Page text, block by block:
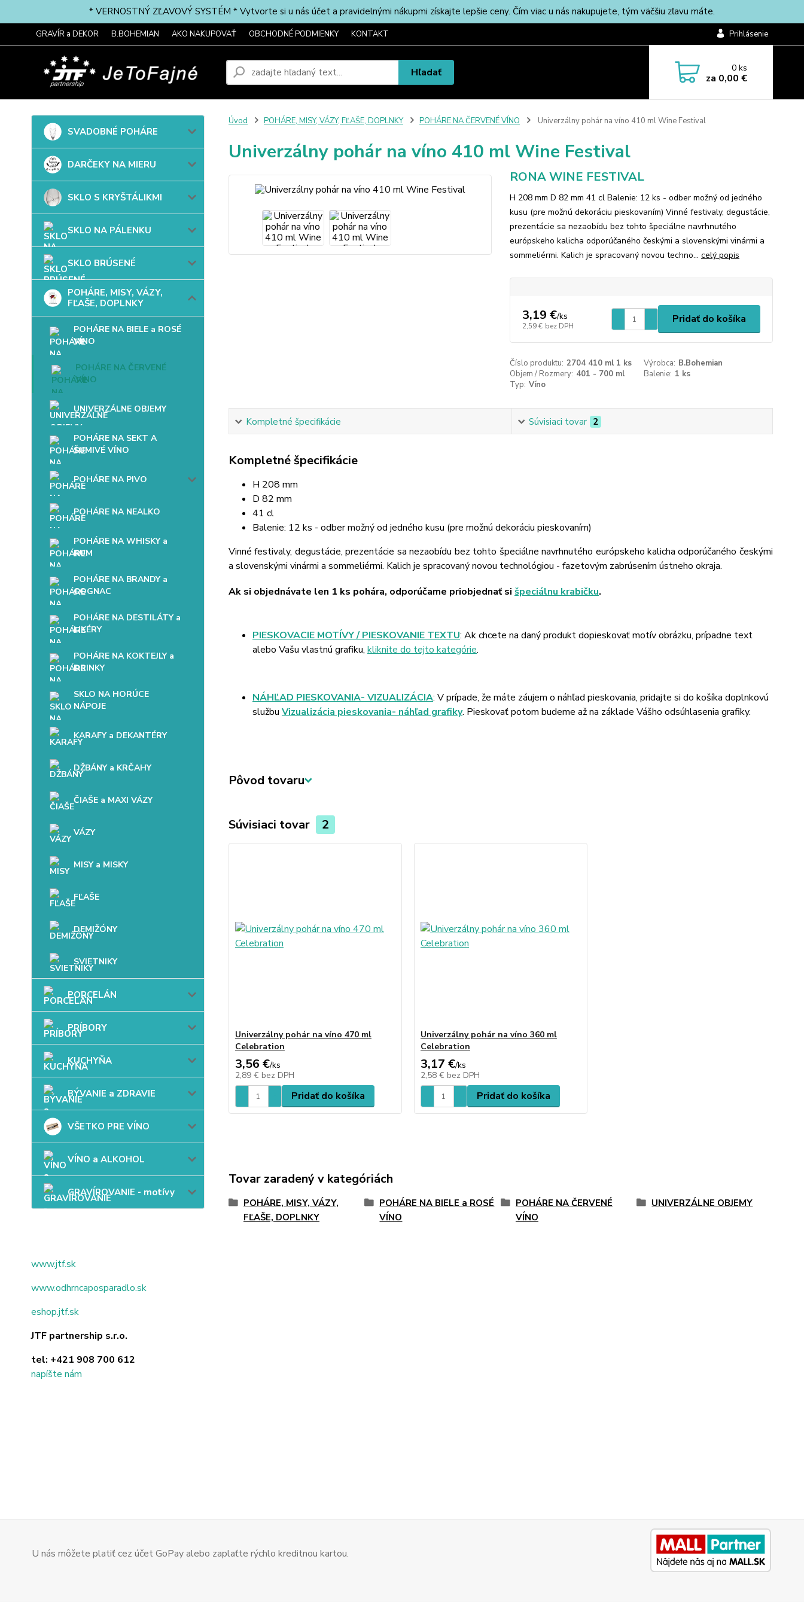
* VERNOSTNÝ ZĽAVOVÝ SYSTÉM * Vytvorte si u nás účet a pravidelnými nákupmi získajte lepšie ceny. Čím viac u nás nakupujete, tým väčšiu zľavu máte.
GRAVÍR a DEKOR B.BOHEMIAN AKO NAKUPOVAŤ OBCHODNÉ PODMIENKY KONTAKT Prihlásenie
Hľadať 0ks
za 0,00 €
SVADOBNÉ POHÁRE
DARČEKY NA MIERU
SKLO S KRYŠTÁLIKMI
SKLO NA PÁLENKU
SKLO BRÚSENÉ
POHÁRE, MISY, VÁZY,
FĽAŠE, DOPLNKY
POHÁRE NA BIELE a ROSÉ
VÍNO
POHÁRE NA ČERVENÉ
VÍNO
UNIVERZÁLNE OBJEMY
POHÁRE NA SEKT A
ŠUMIVÉ VÍNO
POHÁRE NA PIVO
POHÁRE NA NEALKO
POHÁRE NA WHISKY a
RUM
POHÁRE NA BRANDY a
COGNAC
POHÁRE NA DESTILÁTY a
LIKÉRY
POHÁRE NA KOKTEJLY a
DRINKY
SKLO NA HORÚCE
NÁPOJE
KARAFY a DEKANTÉRY
DŽBÁNY a KRČAHY
ČIAŠE a MAXI VÁZY
VÁZY
MISY a MISKY
FĽAŠE
DEMIŽÓNY
SVIETNIKY
PORCELÁN
PRÍBORY
KUCHYŇA
BÝVANIE a ZDRAVIE
VŠETKO PRE VÍNO
VÍNO a ALKOHOL
GRAVÍROVANIE - motívy
www.jtf.sk
www.odhrncaposparadlo.sk
eshop.jtf.sk
JTF partnership s.r.o.
tel: +421 908 700 612
napíšte nám
Úvod POHÁRE, MISY, VÁZY, FĽAŠE, DOPLNKY POHÁRE NA ČERVENÉ VÍNO Univerzálny pohár na víno 410 ml Wine Festival
Univerzálny pohár na víno 410 ml Wine Festival
RONA WINE FESTIVAL
H 208 mm D 82 mm 41 cl Balenie: 12 ks - odber možný od jedného
kusu (pre možnú dekoráciu pieskovaním) Vinné festivaly, degustácie,
prezentácie sa nezaobídu bez tohto špeciálne navrhnutého
európskeho kalicha odporúčaného českými a slovenskými vinármi a
sommeliérmi. Kalich je spracovaný novou techno... celý popis
3,19 €/ks
2,59 € bez DPH
Pridať do košíka
Číslo produktu: 2704 410 ml 1 ks Výrobca: B.Bohemian
Objem / Rozmery: 401 - 700 ml Balenie: 1 ks
Typ: Víno
Kompletné špecifikácie Súvisiaci tovar 2
Kompletné špecifikácie
H 208 mm
D 82 mm
41 cl
Balenie: 12 ks - odber možný od jedného kusu (pre možnú dekoráciu pieskovaním)
Vinné festivaly, degustácie, prezentácie sa nezaobídu bez tohto špeciálne navrhnutého európskeho kalicha odporúčaného českými
a slovenskými vinármi a sommeliérmi. Kalich je spracovaný novou technológiou - fazetovým zabrúsením ústneho okraja.
Ak si objednávate len 1 ks pohára, odporúčame priobjednať si špeciálnu krabičku.
PIESKOVACIE MOTÍVY / PIESKOVANIE TEXTU: Ak chcete na daný produkt dopieskovať motív obrázku, prípadne text
alebo Vašu vlastnú grafiku, kliknite do tejto kategórie.
NÁHĽAD PIESKOVANIA- VIZUALIZÁCIA: V prípade, že máte záujem o náhľad pieskovania, pridajte si do košíka doplnkovú
službu Vizualizácia pieskovania- náhľad grafiky. Pieskovať potom budeme až na základe Vášho odsúhlasenia grafiky.
Pôvod tovaru
Súvisiaci tovar 2
Univerzálny pohár na víno 470 ml
Celebration
3,56 €/ks
2,89 € bez DPH
Pridať do košíka
Univerzálny pohár na víno 360 ml
Celebration
3,17 €/ks
2,58 € bez DPH
Pridať do košíka
Tovar zaradený v kategóriách
POHÁRE, MISY, VÁZY,
FĽAŠE, DOPLNKY
POHÁRE NA BIELE a ROSÉ
VÍNO
POHÁRE NA ČERVENÉ
VÍNO
UNIVERZÁLNE OBJEMY
U nás môžete platiť cez účet GoPay alebo zaplaťte rýchlo kreditnou kartou.